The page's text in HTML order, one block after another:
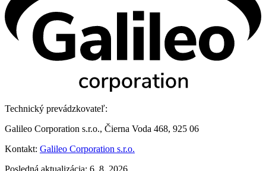
Technický prevádzkovateľ:
Galileo Corporation s.r.o., Čierna Voda 468, 925 06
Kontakt: Galileo Corporation s.r.o.
Posledná aktualizácia: 6. 8. 2026